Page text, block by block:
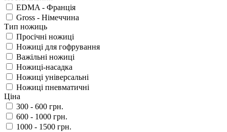
EDMA - Франція
Gross - Німеччина
Тип ножиць
Просічні ножиці
Ножиці для гофрування
Важільні ножиці
Ножиці-насадка
Ножиці універсальні
Ножиці пневматичні
Ціна
300 - 600 грн.
600 - 1000 грн.
1000 - 1500 грн.